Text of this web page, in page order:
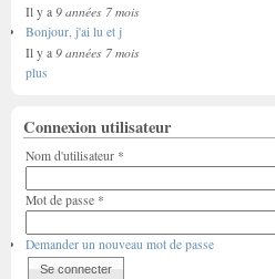
Il y a 9 années 7 mois
Bonjour, j'ai lu et j
Il y a 9 années 7 mois
plus
Connexion utilisateur
Nom d'utilisateur *
Mot de passe *
Demander un nouveau mot de passe